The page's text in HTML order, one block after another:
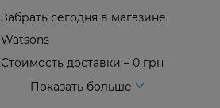
Забрать сегодня в магазине
Watsons
Стоимость доставки – 0 грн
Показать больше